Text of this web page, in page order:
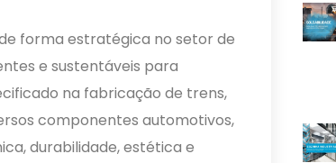
forma estratégica no setor de
e sustentáveis para
na fabricação de trens,
componentes automotivos,
durabilidade, estética e